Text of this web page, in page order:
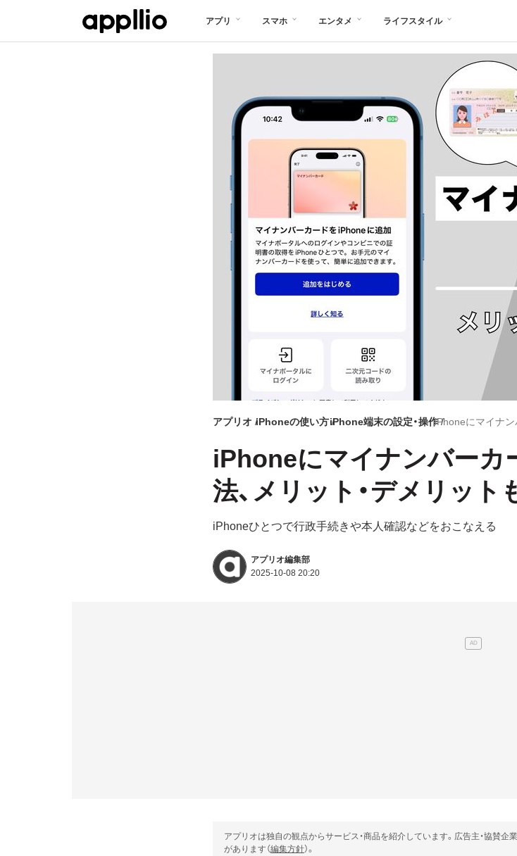
アプリ スマホ エンタメ ライフスタイル
アプリオ iPhoneの使い方iPhone端末の設定・操作
iPhoneにマイナンバーカ
法、メリット・デメリット
iPhoneひとつで行政手続きや本人確認などをおこなえる
アプリオ編集部
2025-10-08 20:20
アプリオは独自の観点からサービス・商品を紹介しています。広告主・協賛企
があります（編集方針）。